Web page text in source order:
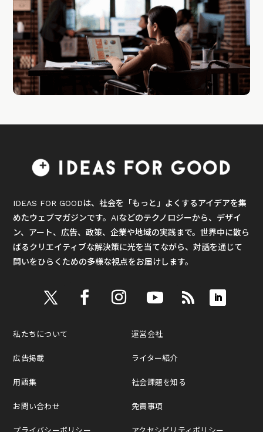
IDEAS FOR GOODは、社会を「もっと」よくするアイデアを集
めたウェブマガジンです。AIなどのテクノロジーから、デザイ
ン、アート、広告、政策、企業や地域の実践まで。世界中に散ら
ばるクリエイティブな解決策に光を当てながら、対話を通じて
問いをひらくための多様な視点をお届けします。
私たちについて
広告掲載
用語集
お問い合わせ
運営会社
ライター紹介
社会課題を知る
免責事項